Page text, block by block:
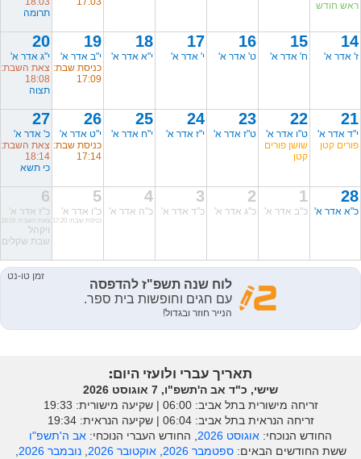
ראש חודש
תרומה
14
ז' אדר א'
15
ח' אדר א'
16
ט' אדר א'
17
י' אדר א'
18
י"א אדר א'
19
י"ב אדר א'
כניסת שבת:
17:09
20
י"ג אדר א'
צאת השבת:
18:08
תצוה
21
י"ד אדר א'
פורים קטן
22
ט"ו אדר א'
שושן פורים
קטן
23
ט"ז אדר א'
24
י"ז אדר א'
25
י"ח אדר א'
26
י"ט אדר א'
כניסת שבת:
17:14
27
כ' אדר א'
צאת השבת:
18:14
כי תשא
28
כ"א אדר א'
1
כ"ב אדר א'
2
כ"ג אדר א'
3
כ"ד אדר א'
4
כ"ה אדר א'
5
כ"ו אדר א'
כניסת שבת: 17:20
6
כ"ז אדר א'
צאת השבת: 18:19
ויקהל
שבת שקלים
תאריך עברי ולועזי היום:
שישי, כ"ד אב ה'תשפ"ו, 7 אוגוסט 2026
זריחה מישורית בתל אביב: ‎06:00 | שקיעה מישורית: 19:33
זריחה הנראית בתל אביב: ‎06:04 | שקיעה הנראית: 19:34
החודש הנוכחי: אוגוסט 2026 , החודש העברי הנוכחי: אב ה'תשפ"ו
ששת החודשים הבאים:ספטמבר 2026 ,אוקטובר 2026 ,נובמבר 2026
,